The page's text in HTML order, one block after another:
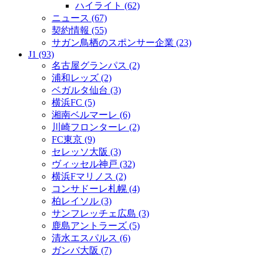
ハイライト (62)
ニュース (67)
契約情報 (55)
サガン鳥栖のスポンサー企業 (23)
J1 (93)
名古屋グランパス (2)
浦和レッズ (2)
ベガルタ仙台 (3)
横浜FC (5)
湘南ベルマーレ (6)
川崎フロンターレ (2)
FC東京 (9)
セレッソ大阪 (3)
ヴィッセル神戸 (32)
横浜Fマリノス (2)
コンサドーレ札幌 (4)
柏レイソル (3)
サンフレッチェ広島 (3)
鹿島アントラーズ (5)
清水エスパルス (6)
ガンバ大阪 (7)